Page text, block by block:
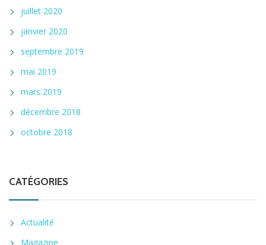
juillet 2020
janvier 2020
septembre 2019
mai 2019
mars 2019
décembre 2018
octobre 2018
CATÉGORIES
Actualité
Magazine